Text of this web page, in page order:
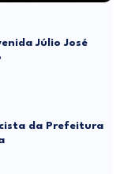
Júlio José
da Prefeitura